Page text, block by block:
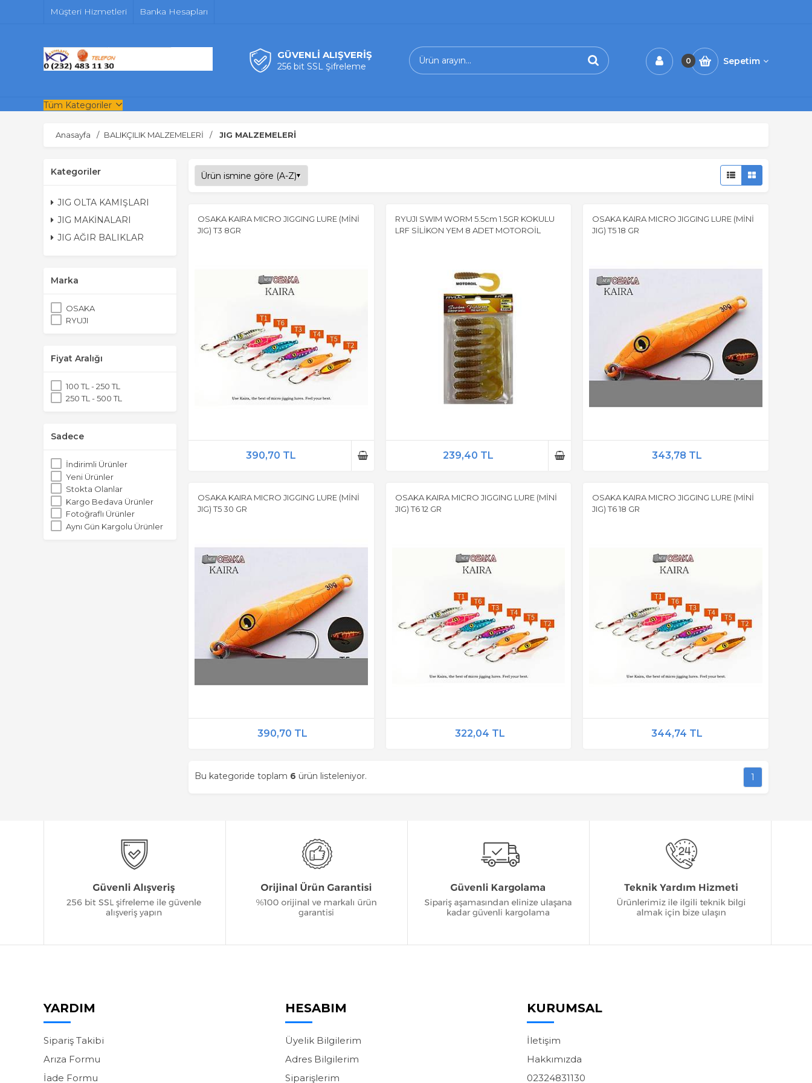
Müşteri Hizmetleri Banka Hesapları
GÜVENLİ ALIŞVERİŞ
256 bit SSL Şifreleme
0 Sepetim
Tüm Kategoriler
Anasayfa BALIKÇILIK MALZEMELERİ JIG MALZEMELERİ
Kategoriler
JIG OLTA KAMIŞLARI
JIG MAKİNALARI
JIG AĞIR BALIKLAR
Marka
OSAKA
RYUJI
Fiyat Aralığı
100 TL - 250 TL
250 TL - 500 TL
Sadece
İndirimli Ürünler
Yeni Ürünler
Stokta Olanlar
Kargo Bedava Ürünler
Fotoğraflı Ürünler
Aynı Gün Kargolu Ürünler
OSAKA KAIRA MICRO JIGGING LURE (MİNİ
JIG) T3 8GR
390,70 TL
RYUJI SWIM WORM 5.5cm 1.5GR KOKULU
LRF SİLİKON YEM 8 ADET MOTOROİL
239,40 TL
OSAKA KAIRA MICRO JIGGING LURE (MİNİ
JIG) T5 18 GR
343,78 TL
OSAKA KAIRA MICRO JIGGING LURE (MİNİ
JIG) T5 30 GR
390,70 TL
OSAKA KAIRA MICRO JIGGING LURE (MİNİ
JIG) T6 12 GR
322,04 TL
OSAKA KAIRA MICRO JIGGING LURE (MİNİ
JIG) T6 18 GR
344,74 TL
Bu kategoride toplam 6 ürün listeleniyor. 1
YARDIM
Sipariş Takibi
Arıza Formu
İade Formu
HESABIM
Üyelik Bilgilerim
Adres Bilgilerim
Siparişlerim
KURUMSAL
İletişim
Hakkımızda
02324831130